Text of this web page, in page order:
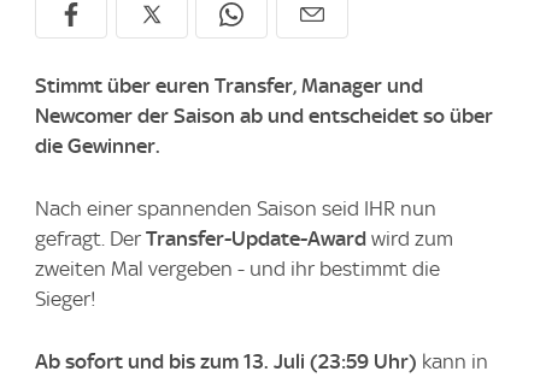
Stimmt über euren Transfer, Manager und
Newcomer der Saison ab und entscheidet so über
die Gewinner.
Nach einer spannenden Saison seid IHR nun
gefragt. Der Transfer-Update-Award wird zum
zweiten Mal vergeben - und ihr bestimmt die
Sieger!
Ab sofort und bis zum 13. Juli (23:59 Uhr) kann in